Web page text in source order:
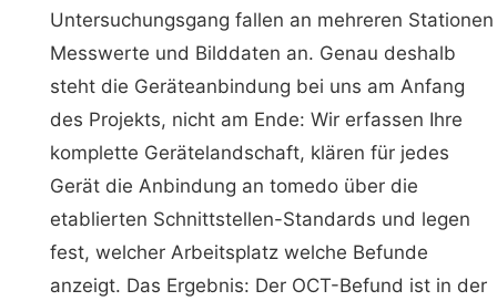
Untersuchungsgang fallen an mehreren Stationen
Messwerte und Bilddaten an. Genau deshalb
steht die Geräteanbindung bei uns am Anfang
des Projekts, nicht am Ende: Wir erfassen Ihre
komplette Gerätelandschaft, klären für jedes
Gerät die Anbindung an tomedo über die
etablierten Schnittstellen-Standards und legen
fest, welcher Arbeitsplatz welche Befunde
anzeigt. Das Ergebnis: Der OCT-Befund ist in der